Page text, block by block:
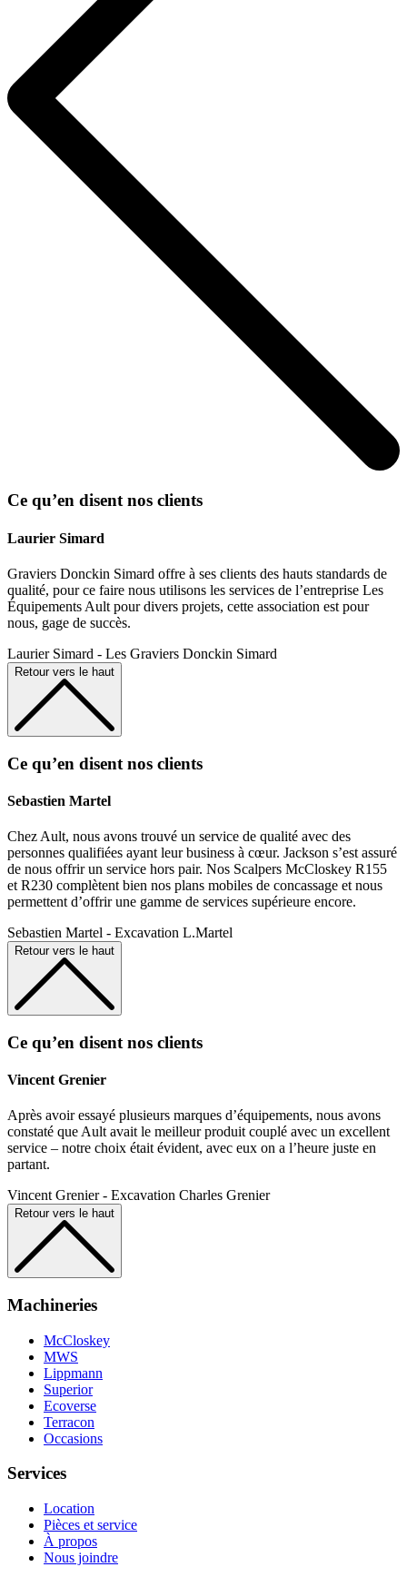
Ce qu’en disentnos clients
Laurier Simard
Graviers Donckin Simard offre à ses clients des hauts standards de
qualité, pour ce faire nous utilisons les services de l’entreprise Les
Équipements Ault pour divers projets, cette association est pour
nous, gage de succès.
Laurier Simard - Les Graviers Donckin Simard
Retour vers le haut
Ce qu’en disent nos clients
Sebastien Martel
Chez Ault, nous avons trouvé un service de qualité avec des
personnes qualifiées ayant leur business à cœur. Jackson s’est assuré
de nous offrir un service hors pair. Nos Scalpers McCloskey R155
et R230 complètent bien nos plans mobiles de concassage et nous
permettent d’offrir une gamme de services supérieure encore.
Sebastien Martel - Excavation L.Martel
Retour vers le haut
Ce qu’en disent nos clients
Vincent Grenier
Après avoir essayé plusieurs marques d’équipements, nous avons
constaté que Ault avait le meilleur produit couplé avec un excellent
service – notre choix était évident, avec eux on a l’heure juste en
partant.
Vincent Grenier - Excavation Charles Grenier
Retour vers le haut
Machineries
McCloskey
MWS
Lippmann
Superior
Ecoverse
Terracon
Occasions
Services
Location
Pièces et service
À propos
Nous joindre